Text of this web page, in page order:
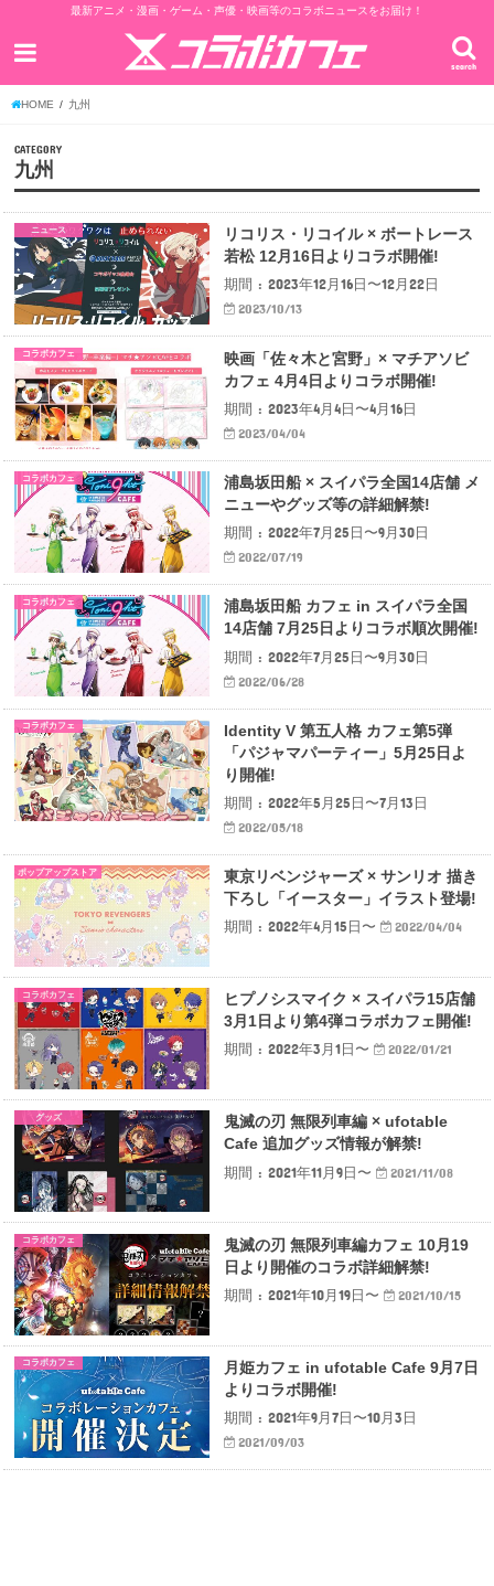
最新アニメ・漫画・ゲーム・声優・映画等のコラボニュースをお届け！
search
HOME 九州
CATEGORY
九州
ニュース
リコリス・リコイル × ボートレース
若松 12月16日よりコラボ開催!
期間 : 2023年12月16日〜12月22日
2023/10/13
コラボカフェ
映画「佐々木と宮野」× マチアソビ
カフェ 4月4日よりコラボ開催!
期間 : 2023年4月4日〜4月16日
2023/04/04
コラボカフェ
浦島坂田船 × スイパラ全国14店舗 メ
ニューやグッズ等の詳細解禁!
期間 : 2022年7月25日〜9月30日
2022/07/19
コラボカフェ
浦島坂田船 カフェ in スイパラ全国
14店舗 7月25日よりコラボ順次開催!
期間 : 2022年7月25日〜9月30日
2022/06/28
コラボカフェ
Identity V 第五人格 カフェ第5弾
「パジャマパーティー」5月25日よ
り開催!
期間 : 2022年5月25日〜7月13日
2022/05/18
ポップアップストア
東京リベンジャーズ × サンリオ 描き
下ろし「イースター」イラスト登場!
期間 : 2022年4月15日〜
2022/04/04
コラボカフェ
ヒプノシスマイク × スイパラ15店舗
3月1日より第4弾コラボカフェ開催!
期間 : 2022年3月1日〜
2022/01/21
グッズ
鬼滅の刃 無限列車編 × ufotable
Cafe 追加グッズ情報が解禁!
期間 : 2021年11月9日〜
2021/11/08
コラボカフェ
鬼滅の刃 無限列車編カフェ 10月19
日より開催のコラボ詳細解禁!
期間 : 2021年10月19日〜
2021/10/15
コラボカフェ
月姫カフェ in ufotable Cafe 9月7日
よりコラボ開催!
期間 : 2021年9月7日〜10月3日
2021/09/03